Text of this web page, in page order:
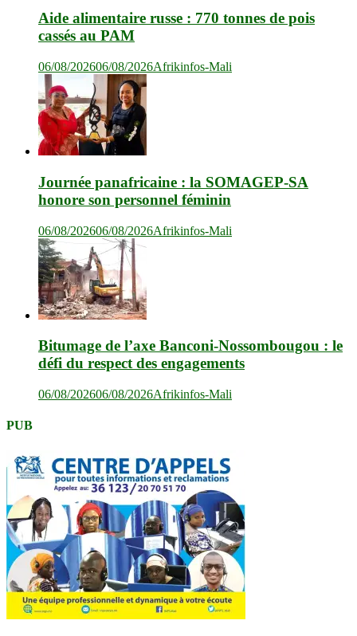
Aide alimentaire russe : 770 tonnes de pois
cassés au PAM
06/08/202606/08/2026Afrikinfos-Mali
Journée panafricaine : la SOMAGEP-SA
honore son personnel féminin
06/08/202606/08/2026Afrikinfos-Mali
Bitumage de l’axe Banconi-Nossombougou : le
défi du respect des engagements
06/08/202606/08/2026Afrikinfos-Mali
PUB